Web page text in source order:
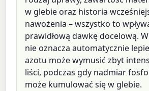
w glebie oraz historia
nawożenia – wszystko to
prawidłową dawkę docelową.
nie oznacza automatycznie
azotu może wymusić zbyt
liści, podczas gdy nadmiar
może kumulować się w glebie.